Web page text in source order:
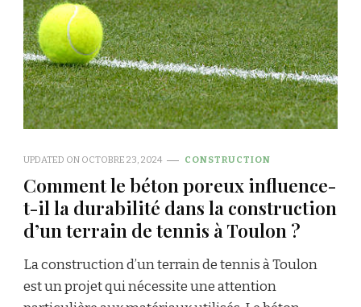
UPDATED ON OCTOBRE 23, 2024 CONSTRUCTION
Comment le béton poreux influence-
t-il la durabilité dans la construction
d’un terrain de tennis à Toulon ?
La construction d’un terrain de tennis à Toulon
est un projet qui nécessite une attention